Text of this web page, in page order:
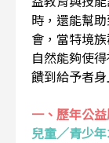
時，還能幫
會，當特境
自然能夠使
饋到給予者
一、歷年公
兒童／青少